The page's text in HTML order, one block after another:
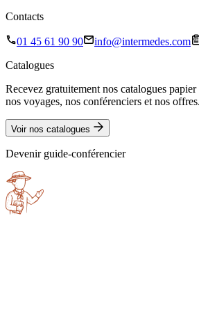
Contacts
01 45 61 90 90 info@intermedes.com
Catalogues
Recevez gratuitement nos catalogues
nos voyages, nos conférenciers et nos offres.
Voir nos catalogues
Devenir guide-conférencier